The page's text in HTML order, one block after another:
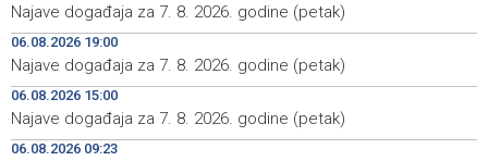
20:26
Na Vilsonovom šetalištu u Sarajevu predstavljeno 50
luksuznih i sportskih automobila
20:01 Announcement of events for Friday, 7 August 2026
19:55
Drugi Festival bakri okupio mještane i posjetitelje kod
Livna
Najave događaja za 7. 8. 2026. godine (petak)
06.08.2026 19:00
Najave događaja za 7. 8. 2026. godine (petak)
06.08.2026 15:00
Najave događaja za 7. 8. 2026. godine (petak)
06.08.2026 09:23